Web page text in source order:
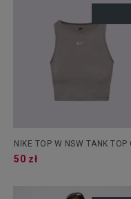
NIKE TOP W NSW TANK TOP
50 zł